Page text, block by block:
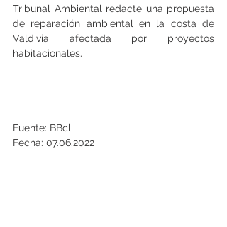
Tribunal Ambiental redacte una propuesta
de reparación ambiental en la costa de
Valdivia afectada por proyectos
habitacionales.
Fuente: BBcl
Fecha: 07.06.2022